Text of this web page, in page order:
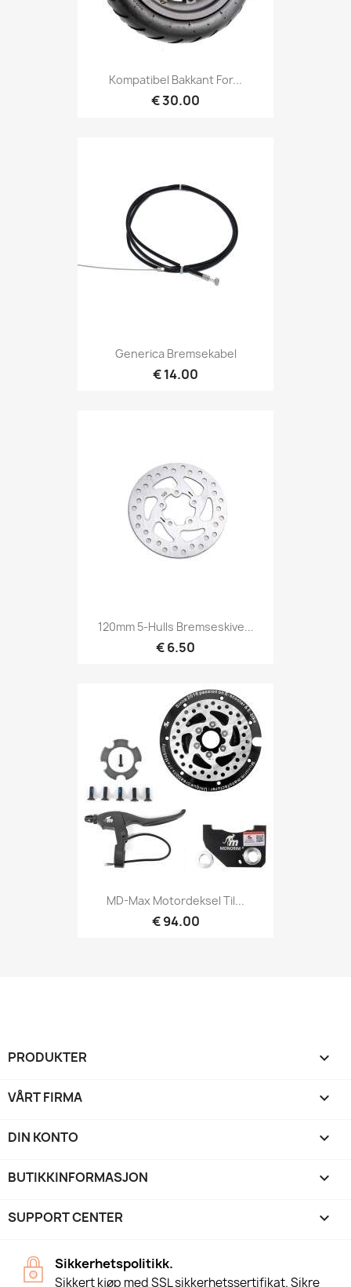
Kompatibel Bakkant For...
€ 30.00
Generica Bremsekabel
€ 14.00
120mm 5-Hulls Bremseskive...
€ 6.50
MD-Max Motordeksel Til...
€ 94.00
PRODUKTER 
VÅRT FIRMA 
DIN KONTO 
BUTIKKINFORMASJON keyboard_arrow_down
SUPPORT CENTER 
Sikkerhetspolitikk.
Sikkert kjøp med SSL sikkerhetssertifikat. Sikre